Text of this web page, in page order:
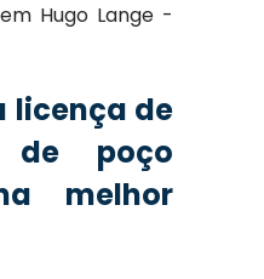
Hugo Lange -
licença de
de poço
melhor